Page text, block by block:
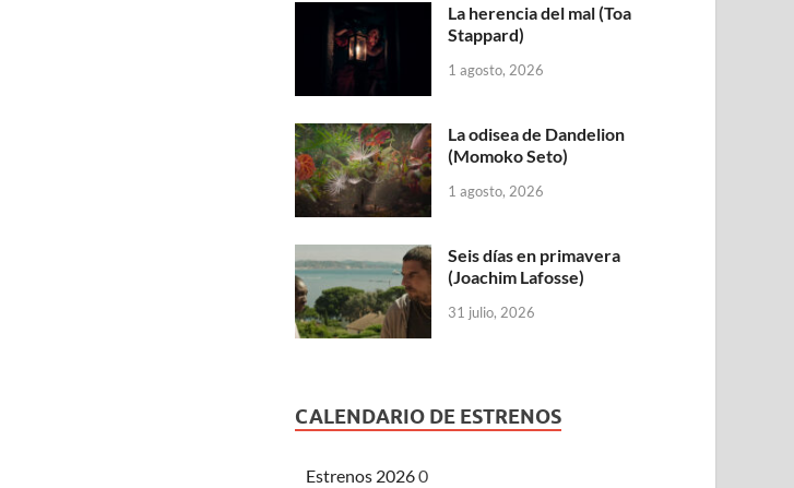
La herencia del mal (Toa
Stappard)
1 agosto, 2026
La odisea de Dandelion
(Momoko Seto)
1 agosto, 2026
Seis días en primavera
(Joachim Lafosse)
31 julio, 2026
CALENDARIO DE ESTRENOS
Estrenos 20260